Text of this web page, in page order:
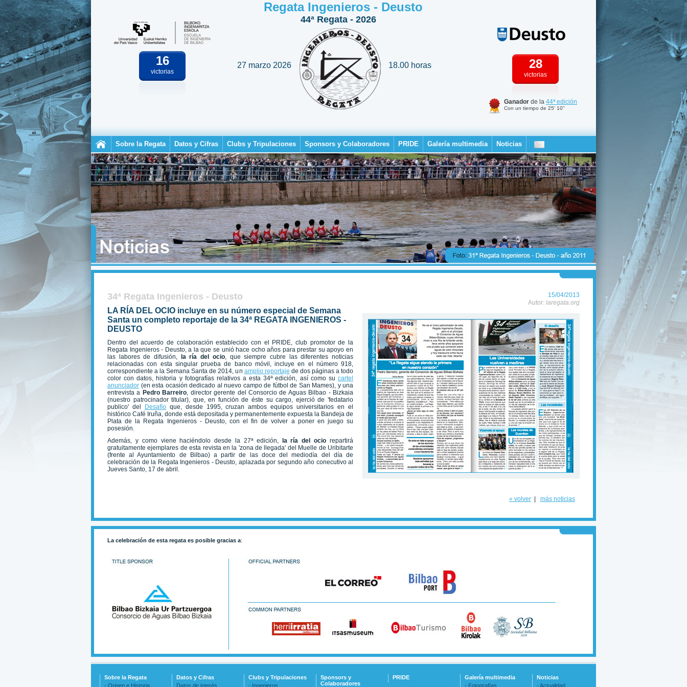
16
victorias
Regata Ingenieros - Deusto
44ª Regata - 2026
27 marzo 2026 18.00 horas 28
victorias
Ganador de la 44ª edición
Con un tiempo de 25' 10''
Sobre la Regata Datos y Cifras Clubs y Tripulaciones Sponsors y Colaboradores PRIDE Galería multimedia Noticias
34ª Regata Ingenieros - Deusto
15/04/2013
Autor: laregata.org
LA RÍA DEL OCIO incluye en su número especial de Semana
Santa un completo reportaje de la 34ª REGATA INGENIEROS -
DEUSTO
Dentro del acuerdo de colaboración establecido con el PRIDE, club promotor de la
Regata Ingenieros - Deusto, a la que se unió hace ocho años para prestar su apoyo en
las labores de difusión,
la ría del ocio, que siempre cubre las diferentes noticias
relacionadas con esta singular prueba de banco móvil, incluye en el número 918,
correspondiente a la Semana Santa de 2014, un amplio reportaje de dos páginas a todo
color con datos, historia y fotografías relativos a esta 34ª edición, así como su cartel
anunciador (en esta ocasión dedicado al nuevo campo de fútbol de San Mames), y una
entrevista a Pedro Barreiro, director gerente del Consorcio de Aguas Bilbao - Bizkaia
(nuestro patrocinador titular), que, en función de éste su cargo, ejerció de 'fedatario
publico' del
Desafíoque, desde 1995, cruzan ambos equipos universitarios en el
histórico Café Iruña, donde está depositada y permanentemente expuesta la Bandeja de
Plata de la Regata Ingenieros - Deusto, con el fin de volver a poner en juego su
posesión.
Además, y como viene haciéndolo desde la 27ª edición,
la ría del ociorepartirá
gratuitamente ejemplares de esta revista en la 'zona de llegada' del Muelle de Uribitarte
(frente al Ayuntamiento de Bilbao) a partir de las doce del mediodía del día de
celebración de la Regata Ingenieros - Deusto, aplazada por segundo año conecutivo al
Jueves Santo, 17 de abril.
« volver| más noticias
La celebración de esta regata es posible gracias a:
Sobre la Regata
- Origen e Historia
Datos y Cifras
Datos de interés
Clubs y Tripulaciones
- Ingenieros
Sponsors y
Colaboradores
PRIDE
Galería multimedia
- Fotografías
Noticias
- Actualidad